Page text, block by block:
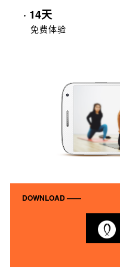
· 14天
免费体验
DOWNLOAD ——